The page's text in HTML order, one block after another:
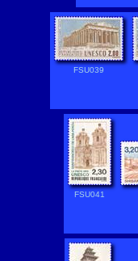
FSU039
FSU041